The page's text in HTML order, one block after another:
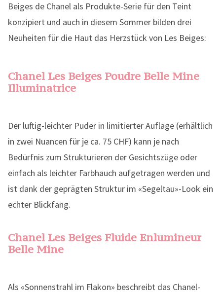
Beiges de Chanel als Produkte-Serie für den Teint
konzipiert und auch in diesem Sommer bilden drei
Neuheiten für die Haut das Herzstück von Les Beiges:
Chanel Les Beiges Poudre Belle Mine
Illuminatrice
Der luftig-leichter Puder in limitierter Auflage (erhältlich
in zwei Nuancen für je ca. 75 CHF) kann je nach
Bedürfnis zum Strukturieren der Gesichtszüge oder
einfach als leichter Farbhauch aufgetragen werden und
ist dank der geprägten Struktur im «Segeltau»-Look ein
echter Blickfang.
Chanel Les Beiges Fluide Enlumineur
Belle Mine
Als «Sonnenstrahl im Flakon» beschreibt das Chanel-